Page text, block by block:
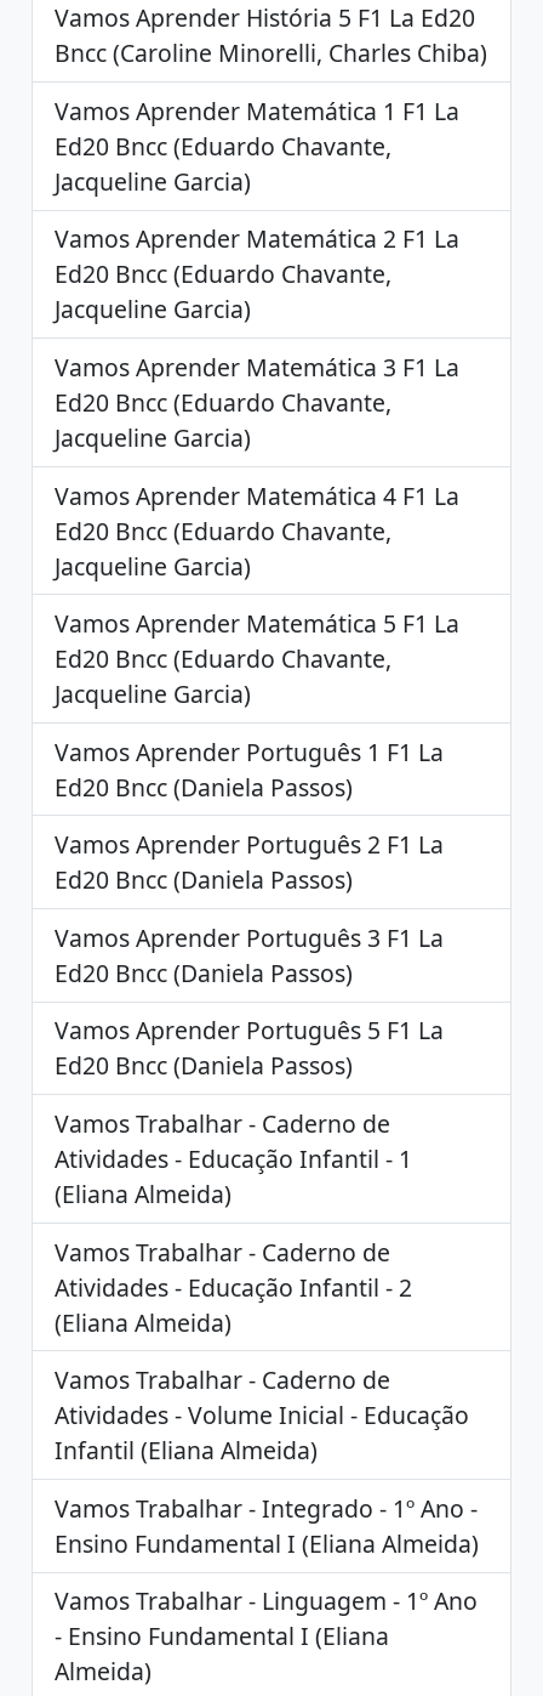
Vamos Aprender História 5 F1 La Ed20
Bncc (Caroline Minorelli, Charles Chiba)
Vamos Aprender Matemática 1 F1 La
Ed20 Bncc (Eduardo Chavante,
Jacqueline Garcia)
Vamos Aprender Matemática 2 F1 La
Ed20 Bncc (Eduardo Chavante,
Jacqueline Garcia)
Vamos Aprender Matemática 3 F1 La
Ed20 Bncc (Eduardo Chavante,
Jacqueline Garcia)
Vamos Aprender Matemática 4 F1 La
Ed20 Bncc (Eduardo Chavante,
Jacqueline Garcia)
Vamos Aprender Matemática 5 F1 La
Ed20 Bncc (Eduardo Chavante,
Jacqueline Garcia)
Vamos Aprender Português 1 F1 La
Ed20 Bncc (Daniela Passos)
Vamos Aprender Português 2 F1 La
Ed20 Bncc (Daniela Passos)
Vamos Aprender Português 3 F1 La
Ed20 Bncc (Daniela Passos)
Vamos Aprender Português 5 F1 La
Ed20 Bncc (Daniela Passos)
Vamos Trabalhar - Caderno de
Atividades - Educação Infantil - 1
(Eliana Almeida)
Vamos Trabalhar - Caderno de
Atividades - Educação Infantil - 2
(Eliana Almeida)
Vamos Trabalhar - Caderno de
Atividades - Volume Inicial - Educação
Infantil (Eliana Almeida)
Vamos Trabalhar - Integrado - 1º Ano -
Ensino Fundamental I (Eliana Almeida)
Vamos Trabalhar - Linguagem - 1º Ano
- Ensino Fundamental I (Eliana
Almeida)